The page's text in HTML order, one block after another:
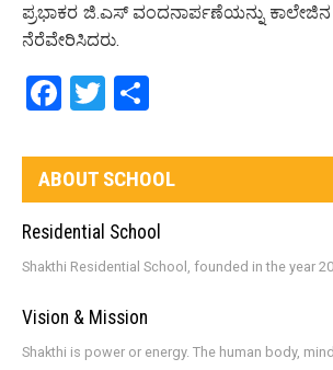
ಪ್ರಭಾಕರ ಜಿ.ಎಸ್ ವಂದನಾರ್ಪಣೆಯನ್ನು
ನೆರೆವೇರಿಸಿದರು.
Facebook
Twitter
ABOUT SCHOOL
Residential School
Shakthi Residential School, founded in the year
Vision & Mission
Shakthi is power or energy. The human body,